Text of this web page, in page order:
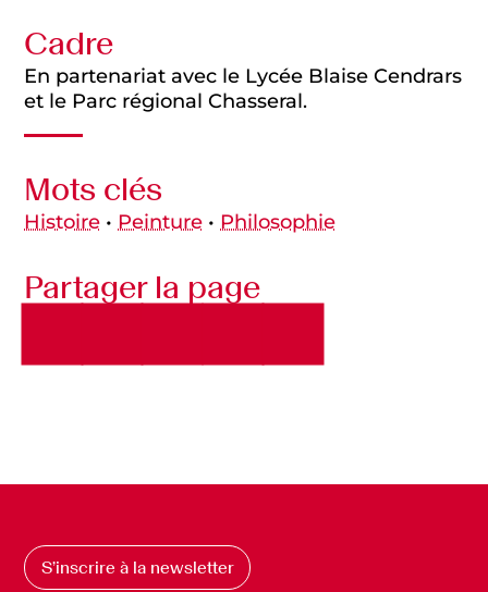
Cadre
En partenariat avec le Lycée Blaise Cendrars
et le Parc régional Chasseral.
Mots clés
Histoire • Peinture • Philosophie
Partager la page
S’inscrire à la newsletter